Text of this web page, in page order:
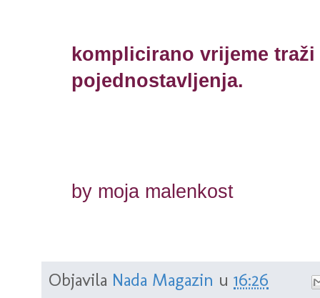
komplicirano vrijeme
pojednostavljenja.
by moja malenkost
Objavila Nada Magazin u 16:26